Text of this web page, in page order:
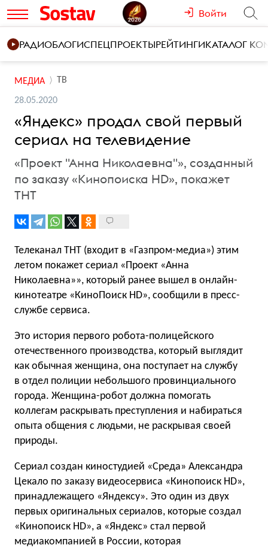
Войти
РАДИОБЛОГИСПЕЦПРОЕКТЫРЕЙТИНГИКАТАЛОГ
МЕДИА ТВ
28.05.2020
«Яндекс» продал свой первый
сериал на телевидение
«Проект "Анна Николаевна"», созданный
по заказу «Кинопоиска HD», покажет
ТНТ
Телеканал ТНТ (входит в «Газпром-медиа») этим
летом покажет сериал «Проект «Анна
Николаевна»», который ранее вышел в онлайн-
кинотеатре «КиноПоиск HD», сообщили в пресс-
службе сервиса.
Это история первого робота-полицейского
отечественного производства, который выглядит
как обычная женщина, она поступает на службу
в отдел полиции небольшого провинциального
города. Женщина-робот должна помогать
коллегам раскрывать преступления и набираться
опыта общения с людьми, не раскрывая своей
природы.
Сериал создан киностудией «Среда» Александра
Цекало по заказу видеосервиса «Кинопоиск HD»,
принадлежащего «Яндексу». Это один из двух
первых оригинальных сериалов, которые создал
«Кинопоиск HD», а «Яндекс» стал первой
медиакомпанией в России, которая